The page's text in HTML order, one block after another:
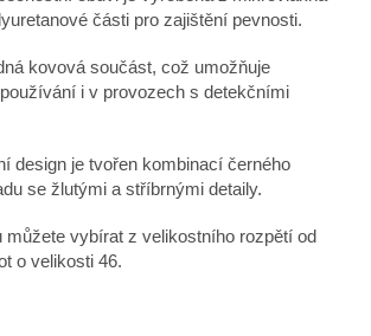
části pro zajištění pevnosti.
kovová součást, což umožňuje
i v provozech s detekčními
design je tvořen kombinací černého
se žlutými a stříbrnými detaily.
můžete vybírat z velikostního rozpětí od
o velikosti 46.